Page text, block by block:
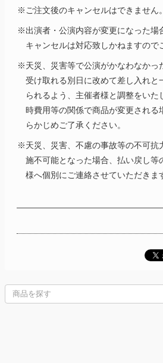
※ご注文後のキャンセルはできません。
※出演者・公演内容が変更になった場
キャンセルは対応致しかねますので
※天災、災害等で公演がかなわなかっ
受け取れる別日に改めて差し入れと
られるよう、主催者様と調整をいた
時費用等の関係で商品が変更される
らかじめご了承ください。
※天災、災害、不慮の事故等の不可抗
施不可能となった場合、払い戻し等
様へ個別にご連絡させていただきま